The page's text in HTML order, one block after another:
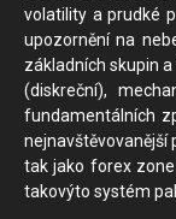
volatility a prudké
upozornění na
základních skupin
(diskreční),
fundamentálních
nejnavštěvovanější
tak jako forex
takovýto systém